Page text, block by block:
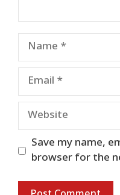
Name
Email
Website
Save my name,
browser for the